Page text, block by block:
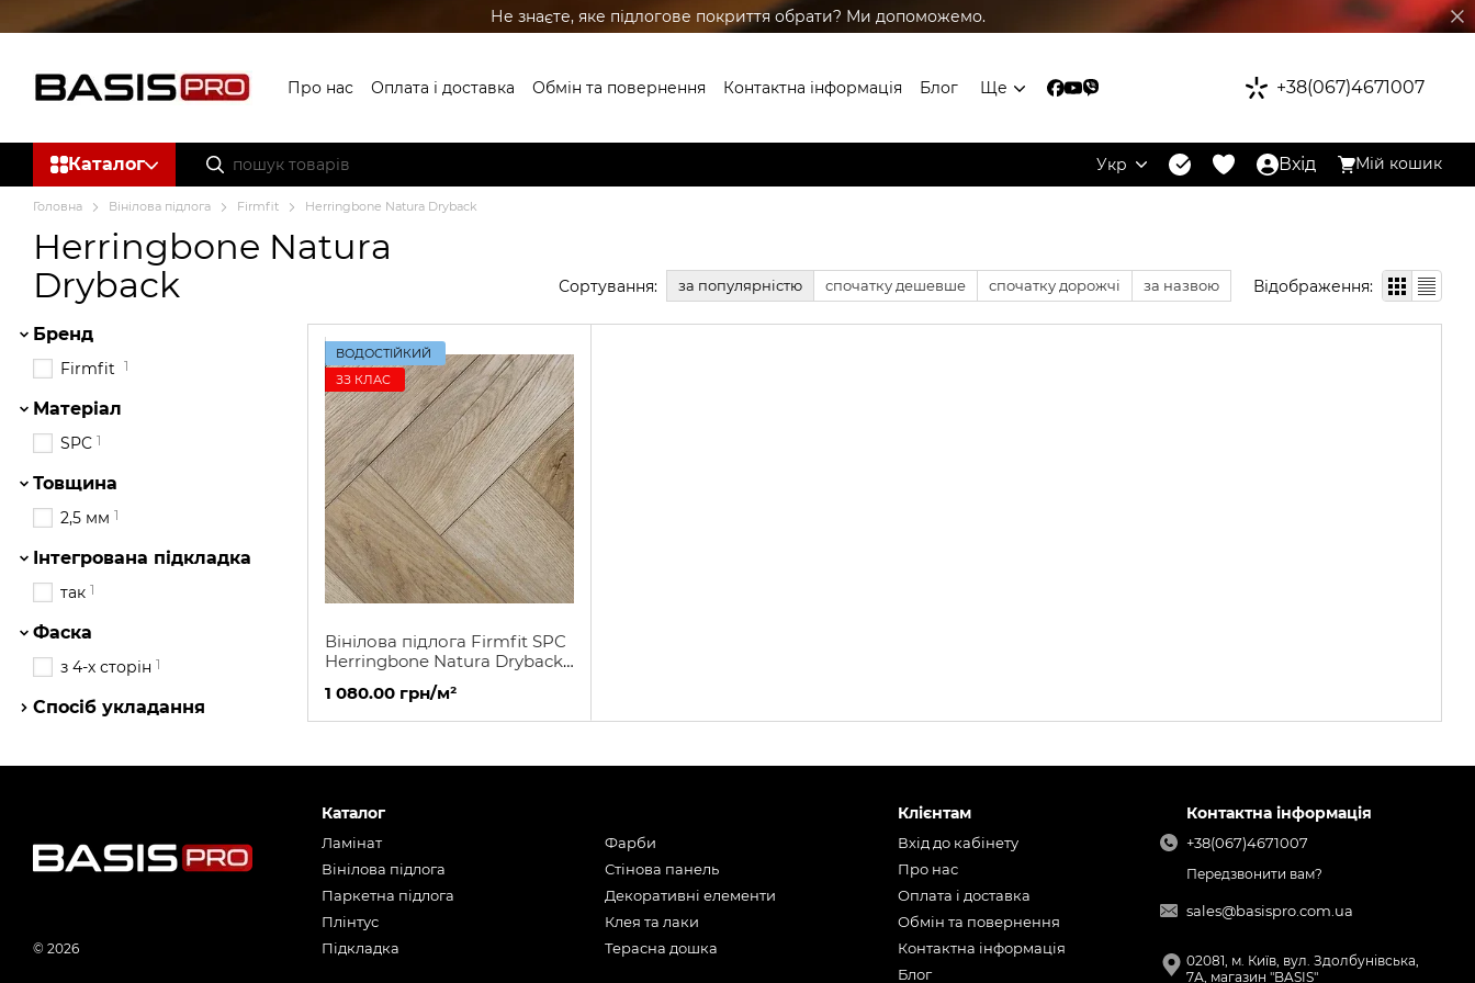
Перейти до основного контенту Не знаєте, яке підлогове покриття обрати? Ми допоможемо.
Про нас Оплата і доставка Обмін та повернення Контактна інформація Блог Ще +38(067)4671007
Каталог Укр Вхід Мій кошик
Головна Вінілова підлога Firmfit Herringbone Natura Dryback
Herringbone Natura
Dryback
Сортування: за популярністю спочатку дешевше спочатку дорожчі за назвою Відображення:
ВОДОСТІЙКИЙ
ЗЗ КЛАС
Вінілова підлога Firmfit SPC
Herringbone Natura Dryback
EWH 2983GD
1 080.00 грн/м²
Бренд
Firmfit 1
Матеріал
SPC 1
Товщина
2,5 мм 1
Інтегрована підкладка
так 1
Фаска
з 4-х сторін 1
Спосіб укладання
© 2026
Каталог
Ламінат
Вінілова підлога
Паркетна підлога
Плінтус
Підкладка
Фарби
Стінова панель
Декоративні елементи
Клея та лаки
Терасна дошка
Клієнтам
Вхід до кабінету
Про нас
Оплата і доставка
Обмін та повернення
Контактна інформація
Блог
Контактна інформація
+38(067)4671007
Передзвонити вам?
sales@basispro.com.ua
02081, м. Київ, вул. Здолбунівська,
7А, магазин "BASIS"